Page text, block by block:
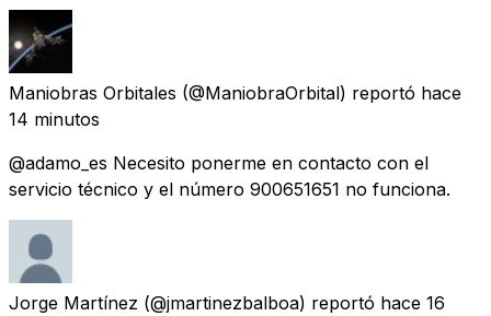
Maniobras Orbitales (@ManiobraOrbital) reportó hace
14 minutos
@adamo_es Necesito ponerme en contacto con el
servicio técnico y el número 900651651 no funciona.
Jorge Martínez (@jmartinezbalboa) reportó hace 16